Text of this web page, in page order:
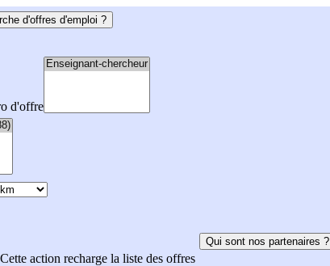
d'offres d'emploi ?
d'offre
Cette action recharge la liste des offres
Qui sont nos partenaires ?